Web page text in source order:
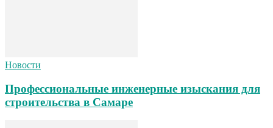
Новости
Профессиональные инженерные изыскания для
строительства в Самаре